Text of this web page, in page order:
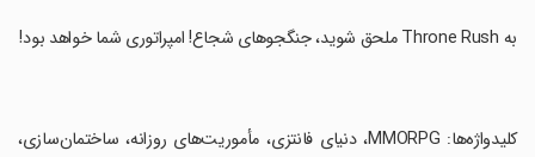
‏به Throne Rush ملحق شوید، جنگجوهای شجاع! امپراتوری شما خواهد بود!
‏کلیدواژه‌ها: MMORPG، دنیای فانتزی، مأموریت‌های روزانه، ساختمان‌سازی،